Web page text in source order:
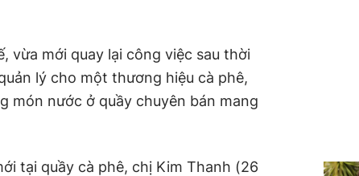
vừa mới quay lại công việc sau thời
lý cho một thương hiệu cà phê,
món nước ở quầy chuyên bán mang
tại quầy cà phê, chị Kim Thanh (26